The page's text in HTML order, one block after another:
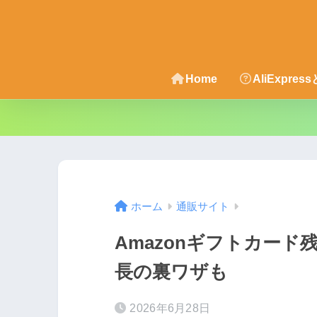
Home AliExpress
ホーム 通販サイト
Amazonギフトカード
長の裏ワザも
2026年6月28日